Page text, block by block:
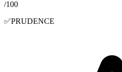
/100
✅PRUDENCE